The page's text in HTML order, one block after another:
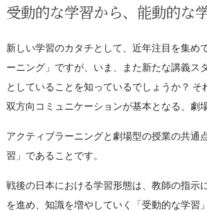
受動的な学習から、能動的な
新しい学習のカタチとして、近年注目を集め
ーニング」ですが、いま、また新たな講義ス
としていることを知っているでしょうか？ そ
双方向コミュニケーションが基本となる、劇
アクティブラーニングと劇場型の授業の共通
習」であることです。
戦後の日本における学習形態は、教師の指示
を進め、知識を増やしていく「受動的な学習